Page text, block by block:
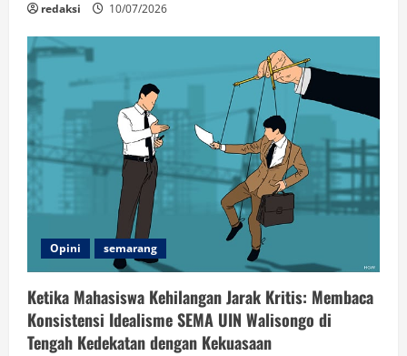
redaksi 10/07/2026
Opini semarang
Ketika Mahasiswa Kehilangan Jarak Kritis: Membaca
Konsistensi Idealisme SEMA UIN Walisongo di
Tengah Kedekatan dengan Kekuasaan